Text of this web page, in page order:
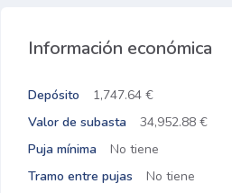
Información económica
Depósito
1,747.64 €
Valor de subasta
34,952.88 €
Puja mínima
No tiene
Tramo entre pujas
No tiene